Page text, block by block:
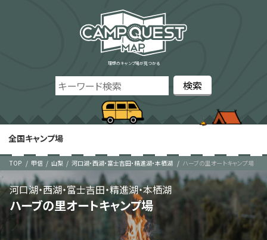
理想のキャンプ場が見つかる
全国キャンプ場
TOP 甲信 山梨 河口湖・西湖・富士吉田・精進湖・本栖湖 ハーブの里オートキャンプ場
ハーブの里オートキャンプ場
河口湖・西湖・富士吉田・精進湖・本栖湖